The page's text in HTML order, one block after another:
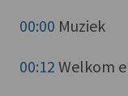
00:00 Muziek
00:12 Welkom